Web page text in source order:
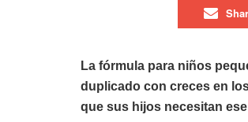
La fórmula para niños
duplicado con creces en
que sus hijos necesitan